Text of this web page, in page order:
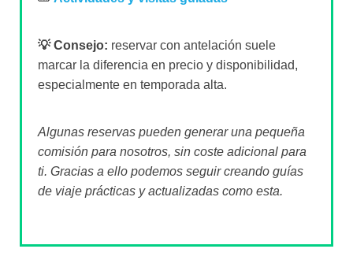
💡 Consejo: reservar con antelación suele
marcar la diferencia en precio y disponibilidad,
especialmente en temporada alta.
Algunas reservas pueden generar una pequeña
comisión para nosotros, sin coste adicional para
ti. Gracias a ello podemos seguir creando guías
de viaje prácticas y actualizadas como esta.